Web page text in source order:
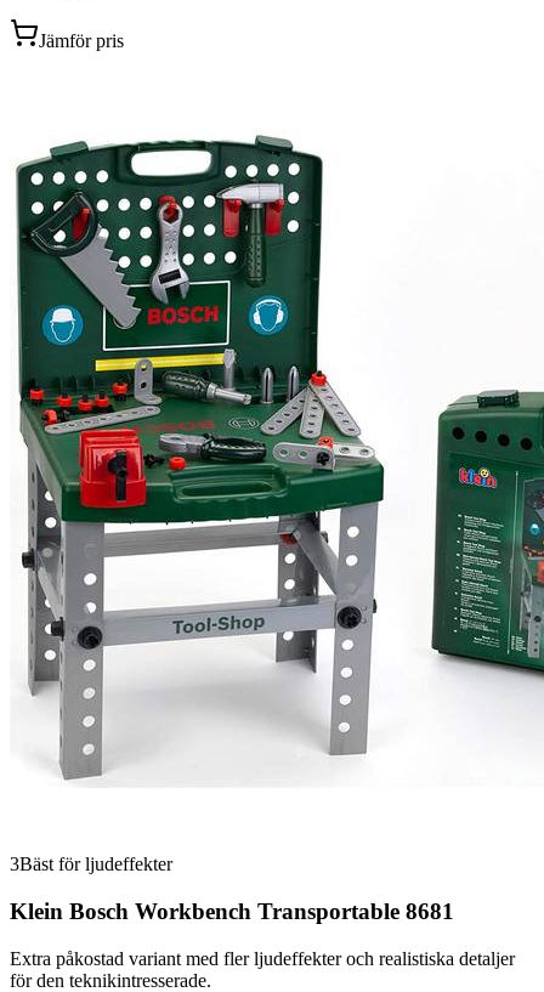
Jämför pris
3Bäst för ljudeffekter
Klein Bosch Workbench Transportable 8681
Extra påkostad variant med fler ljudeffekter och realistiska detaljer
för den teknikintresserade.